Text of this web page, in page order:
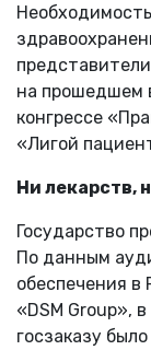
на прошедшем
конгрессе
«Лигой
Ни лекарств,
Государство
По данным
обеспечения в
«DSM Group»,
госзаказу